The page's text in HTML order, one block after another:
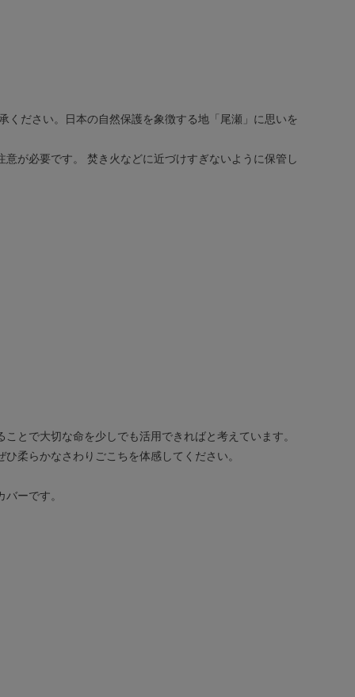
ください。日本の自然保護を象徴する地「尾瀬」に思いを
が必要です。 焚き火などに近づけすぎないように保管し
とで大切な命を少しでも活用できればと考えています。
柔らかなさわりごこちを体感してください。
ーです。